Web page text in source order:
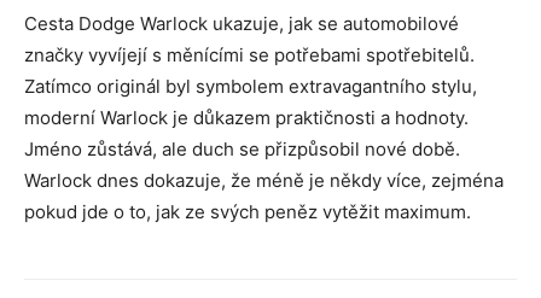
Cesta Dodge Warlock ukazuje, jak se automobilové
značky vyvíjejí s měnícími se potřebami spotřebitelů.
Zatímco originál byl symbolem extravagantního stylu,
moderní Warlock je důkazem praktičnosti a hodnoty.
Jméno zůstává, ale duch se přizpůsobil nové době.
Warlock dnes dokazuje, že méně je někdy více, zejména
pokud jde o to, jak ze svých peněz vytěžit maximum.